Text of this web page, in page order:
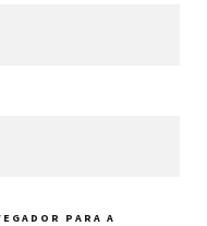
PARA A